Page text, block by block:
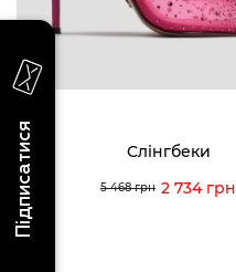
Слінгбеки
5 468 грн 2 734 грн
Підписатися